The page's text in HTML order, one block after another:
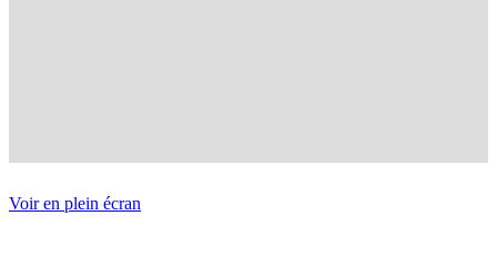
Voir en plein écran